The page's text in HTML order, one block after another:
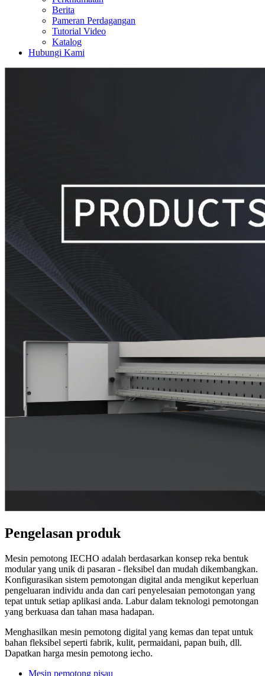
Berita
Pameran Perdagangan
Tutorial Video
Katalog
Hubungi Kami
Pengelasan produk
Mesin pemotong IECHO adalah berdasarkan konsep reka bentuk
modular yang unik di pasaran - fleksibel dan mudah dikembangkan.
Konfigurasikan sistem pemotongan digital anda mengikut keperluan
pengeluaran individu anda dan cari penyelesaian pemotongan yang
tepat untuk setiap aplikasi anda. Labur dalam teknologi pemotongan
yang berkuasa dan tahan masa hadapan.
Menghasilkan mesin pemotong digital yang kemas dan tepat untuk
bahan fleksibel seperti fabrik, kulit, permaidani, papan buih, dll.
Dapatkan harga mesin pemotong iecho.
Mesin pemotong pisau